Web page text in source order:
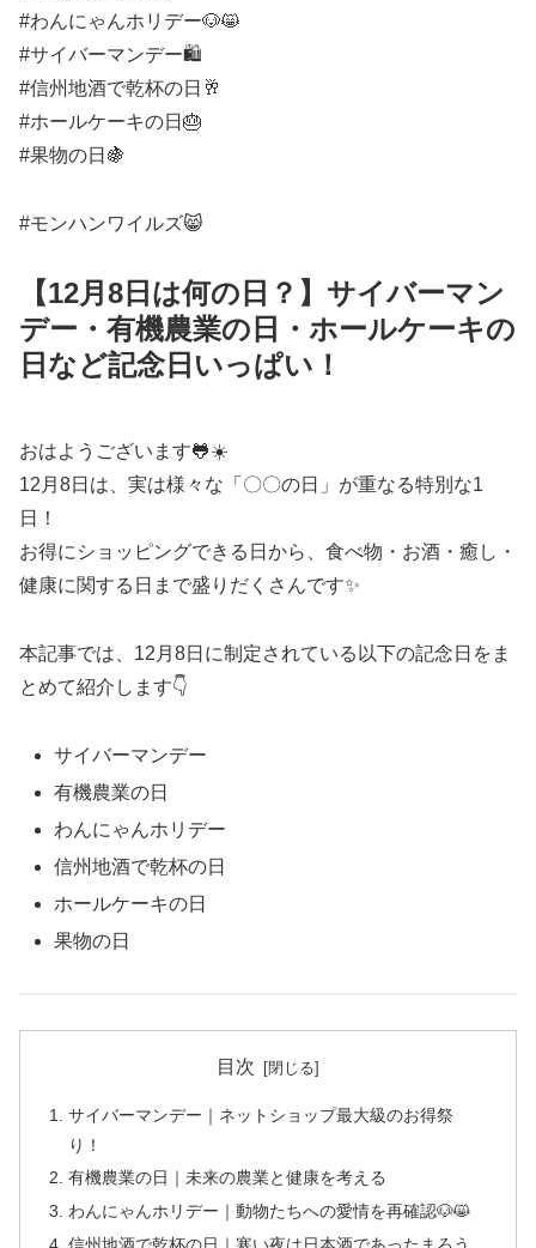
#わんにゃんホリデー🐶😸
#サイバーマンデー🛍️
#信州地酒で乾杯の日🥂
#ホールケーキの日🎂
#果物の日🍇
#モンハンワイルズ😸
【12月8日は何の日？】サイバーマン
デー・有機農業の日・ホールケーキの
日など記念日いっぱい！
おはようございます🐸☀️
12月8日は、実は様々な「〇〇の日」が重なる特別な1
日！
お得にショッピングできる日から、食べ物・お酒・癒し・
健康に関する日まで盛りだくさんです✨
本記事では、12月8日に制定されている以下の記念日をま
とめて紹介します👇
サイバーマンデー
有機農業の日
わんにゃんホリデー
信州地酒で乾杯の日
ホールケーキの日
果物の日
目次
サイバーマンデー｜ネットショップ最大級のお得祭
り！
有機農業の日｜未来の農業と健康を考える
わんにゃんホリデー｜動物たちへの愛情を再確認🐶😸